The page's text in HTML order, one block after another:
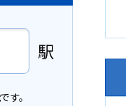
駅
す。